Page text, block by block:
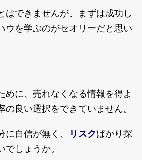
はできませんが、まずは成功し
ウを学ぶのがセオリーだと思い
めに、売れなくなる情報を得よ
の良い選択をできていません。
に自信が無く、 リスクばかり探
でしょうか。